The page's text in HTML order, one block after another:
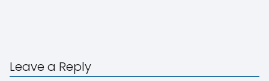
Leave a Reply